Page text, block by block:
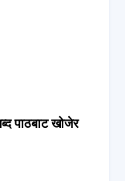
पाठबाट खोजेर